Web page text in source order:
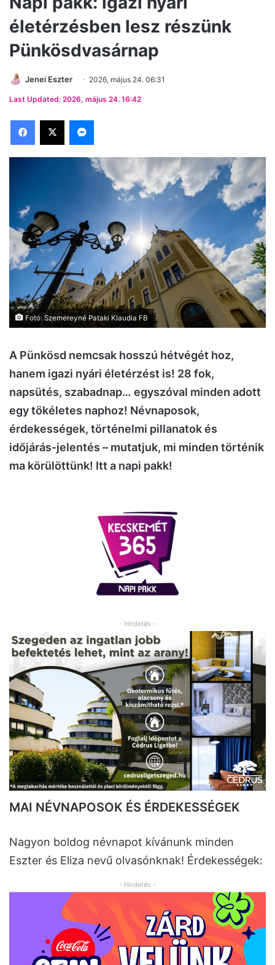
életérzésben lesz részünk
Pünkösdvasárnap
Jenei Eszter 2026, május 24. 06:31
Last Updated: 2026, május 24. 16:42
Facebook
X Messenger
Fotó: Szemereyné Pataki Klaudia FB
A Pünkösd nemcsak hosszú hétvégét hoz,
hanem igazi nyári életérzést is! 28 fok,
napsütés, szabadnap… egyszóval minden adott
egy tökéletes naphoz! Névnaposok,
érdekességek, történelmi pillanatok és
időjárás-jelentés – mutatjuk, mi minden történik
ma körülöttünk! Itt a napi pakk!
- Hirdetés -
MAI NÉVNAPOSOK ÉS ÉRDEKESSÉGEK
Nagyon boldog névnapot kívánunk minden
Eszter és Eliza nevű olvasónknak! Érdekességek:
- Hirdetés -